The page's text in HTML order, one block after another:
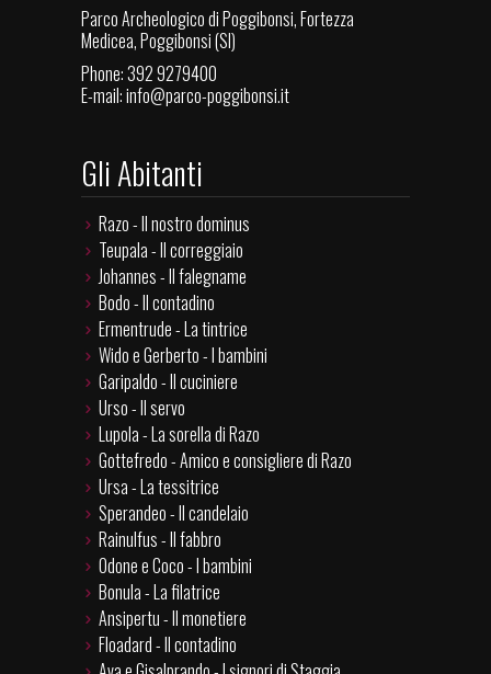
Parco Archeologico di Poggibonsi, Fortezza
Medicea, Poggibonsi (SI)
Phone: 392 9279400
E-mail:info@parco-poggibonsi.it
Gli Abitanti
Razo - Il nostro dominus
Teupala - Il correggiaio
Johannes - Il falegname
Bodo - Il contadino
Ermentrude - La tintrice
Wido e Gerberto - I bambini
Garipaldo - Il cuciniere
Urso - Il servo
Lupola - La sorella di Razo
Gottefredo - Amico e consigliere di Razo
Ursa - La tessitrice
Sperandeo - Il candelaio
Rainulfus - Il fabbro
Odone e Coco - I bambini
Bonula - La filatrice
Ansipertu - Il monetiere
Floadard - Il contadino